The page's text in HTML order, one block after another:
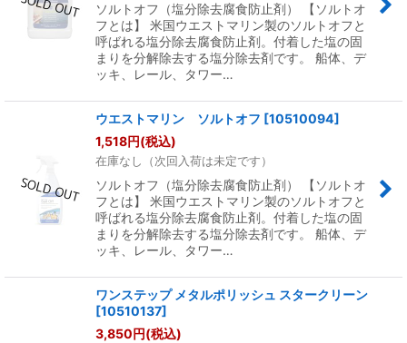
ソルトオフ（塩分除去腐食防止剤） 【ソルトオ
フとは】 米国ウエストマリン製のソルトオフと
呼ばれる塩分除去腐食防止剤。付着した塩の固
まりを分解除去する塩分除去剤です。 船体、デ
ッキ、レール、タワー…
ウエストマリン ソルトオフ [10510094]
1,518円(税込)
在庫なし（次回入荷は未定です）
ソルトオフ（塩分除去腐食防止剤） 【ソルトオ
フとは】 米国ウエストマリン製のソルトオフと
呼ばれる塩分除去腐食防止剤。付着した塩の固
まりを分解除去する塩分除去剤です。 船体、デ
ッキ、レール、タワー…
ワンステップ メタルポリッシュ スタークリーン
[10510137]
3,850円(税込)